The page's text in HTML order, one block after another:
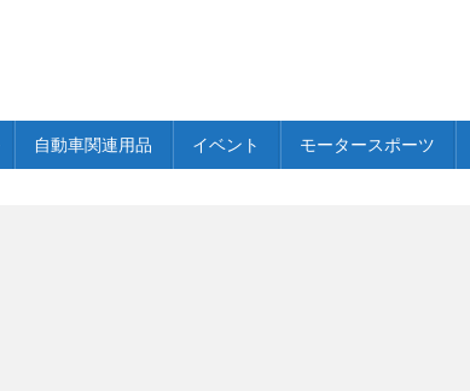
自動車関連用品 イベント モータースポーツ